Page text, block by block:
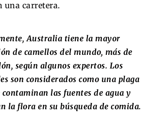
una carretera.
Australia tiene la mayor
de camellos del mundo, más de
según algunos expertos. Los
son considerados como una plaga
contaminan las fuentes de agua y
la flora en su búsqueda de comida.